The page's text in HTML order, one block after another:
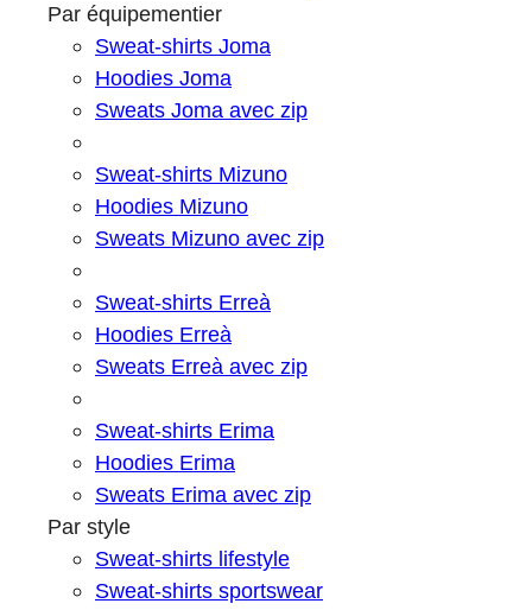
Par équipementier
Sweat-shirts Joma
Hoodies Joma
Sweats Joma avec zip
Sweat-shirts Mizuno
Hoodies Mizuno
Sweats Mizuno avec zip
Sweat-shirts Erreà
Hoodies Erreà
Sweats Erreà avec zip
Sweat-shirts Erima
Hoodies Erima
Sweats Erima avec zip
Par style
Sweat-shirts lifestyle
Sweat-shirts sportswear